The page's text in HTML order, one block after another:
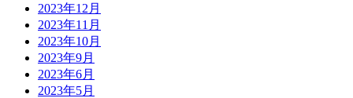
2023年12月
2023年11月
2023年10月
2023年9月
2023年6月
2023年5月